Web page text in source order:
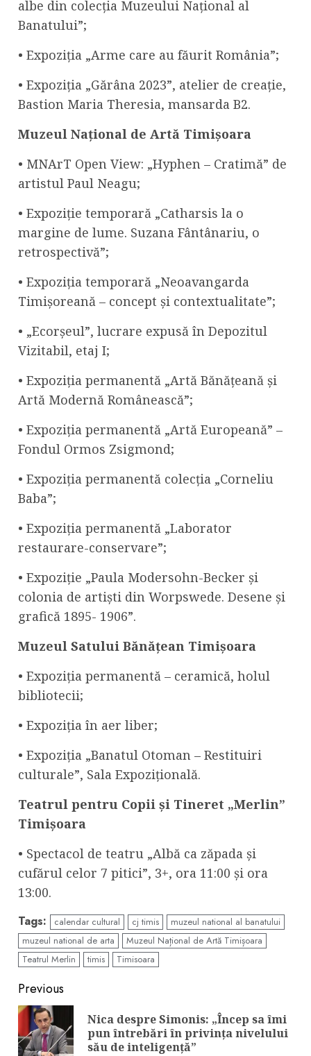
albe din colecția Muzeului Național al
Banatului”;
• Expoziția „Arme care au făurit România”;
• Expoziția „Gărâna 2023”, atelier de creație,
Bastion Maria Theresia, mansarda B2.
Muzeul Național de Artă Timișoara
• MNArT Open View: „Hyphen – Cratimă” de
artistul Paul Neagu;
• Expoziție temporară „Catharsis la o
margine de lume. Suzana Fântânariu, o
retrospectivă”;
• Expoziția temporară „Neoavangarda
Timișoreană – concept și contextualitate”;
• „Ecorșeul”, lucrare expusă în Depozitul
Vizitabil, etaj I;
• Expoziția permanentă „Artă Bănățeană și
Artă Modernă Românească”;
• Expoziția permanentă „Artă Europeană” –
Fondul Ormos Zsigmond;
• Expoziția permanentă colecția „Corneliu
Baba”;
• Expoziția permanentă „Laborator
restaurare-conservare”;
• Expoziție „Paula Modersohn-Becker și
colonia de artiști din Worpswede. Desene și
grafică 1895- 1906”.
Muzeul Satului Bănățean Timișoara
• Expoziția permanentă – ceramică, holul
bibliotecii;
• Expoziția în aer liber;
• Expoziția „Banatul Otoman – Restituiri
culturale”, Sala Expozițională.
Teatrul pentru Copii și Tineret „Merlin”
Timișoara
• Spectacol de teatru „Albă ca zăpada și
cufărul celor 7 pitici”, 3+, ora 11:00 și ora
13:00.
Tags: calendar cultural cj timis
muzeul national al banatului
muzeul national de arta
Muzeul Național de Artă Timișoara
Teatrul Merlin
timis Timisoara
Continue
Reading
Previous
Nica despre Simonis: „Încep sa îmi
pun întrebări în privința nivelului
său de inteligență”